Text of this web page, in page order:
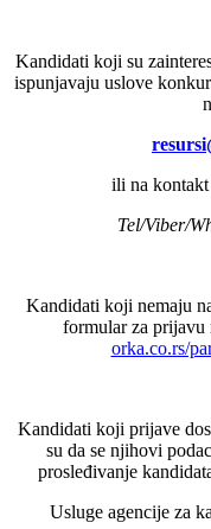
Kandidati koji su
ispunjavaju uslove
ili na
Tel/Viber/
Kandidati koji nemaju
formular za prijavu
orka.co.rs/
Kandidati koji prijave
su da se njihovi
prosleđivanje
Usluge agencije za